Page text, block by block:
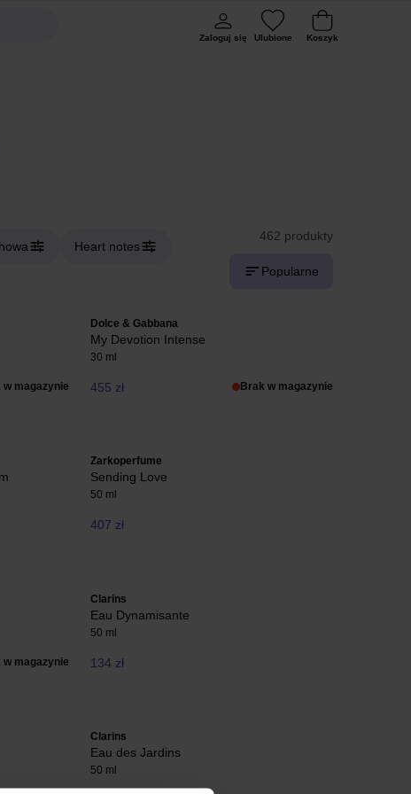
Zaloguj się Ulubione Koszyk
Heart notes
462 produkty
Popularne
w magazynie
Dolce & Gabbana
My Devotion Intense
30 ml
455 zł Brak w magazynie
Zarkoperfume
Sending Love
50 ml
407 zł
w magazynie
Clarins
Eau Dynamisante
50 ml
134 zł
Clarins
Eau des Jardins
50 ml